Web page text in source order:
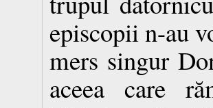
episcopii n-au
mers singur
aceea care